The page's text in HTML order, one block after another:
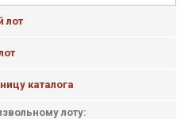
лот
каталога
лоту: